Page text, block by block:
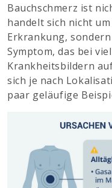
Bauchschmerz ist
handelt sich nicht
Erkrankung,
Symptom, das bei
Krankheitsbildern
sich je nach
paar geläufige